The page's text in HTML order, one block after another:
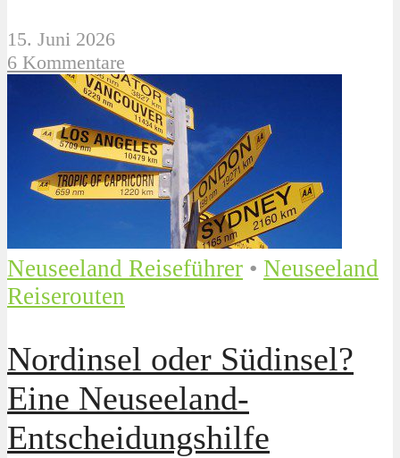
15. Juni 2026
6 Kommentare
Neuseeland Reiseführer • Neuseeland
Reiserouten
Nordinsel oder Südinsel?
Eine Neuseeland-
Entscheidungshilfe